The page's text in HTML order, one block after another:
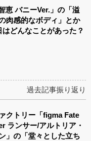
恵 バニーVer.」の「溢
肉感的なボディ」とか
どんなことがあった？
過去記事振り返り
クトリー「figma Fate
ランサー/アルトリア・
」の「堂々とした立ち